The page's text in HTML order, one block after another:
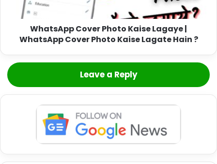
WhatsApp Cover Photo Kaise Lagaye |
WhatsApp Cover Photo Kaise Lagate Hain ?
Leave a Reply